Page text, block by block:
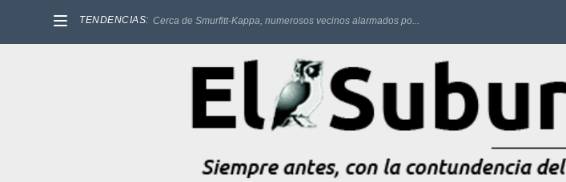
TENDENCIAS: Cerca de Smurfitt-Kappa, numerosos vecinos alarmados po...